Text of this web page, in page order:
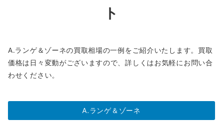
ト
A.ランゲ＆ゾーネの買取相場の一例をご紹介いたします。買取
価格は日々変動がございますので、詳しくはお気軽にお問い合
わせください。
A.ランゲ＆ゾーネ